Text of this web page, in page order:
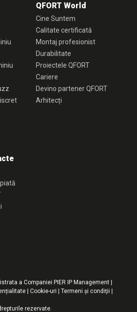
QFORT World
Cine Suntem
Calitate certificată
Montaj profesionist
Durabilitate
Proiectele QFORT
Cariere
Devino partener QFORT
Arhitecți
a Companiei PIER IP Management |
|Cookie-uri |Termeni şi condiţii
rezervate.